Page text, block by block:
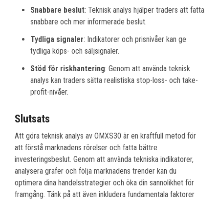
Snabbare beslut: Teknisk analys hjälper traders att fatta
snabbare och mer informerade beslut.
Tydliga signaler: Indikatorer och prisnivåer kan ge
tydliga köps- och säljsignaler.
Stöd för riskhantering: Genom att använda teknisk
analys kan traders sätta realistiska stop-loss- och take-
profit-nivåer.
Slutsats
Att göra teknisk analys av OMXS30 är en kraftfull metod för
att förstå marknadens rörelser och fatta bättre
investeringsbeslut. Genom att använda tekniska indikatorer,
analysera grafer och följa marknadens trender kan du
optimera dina handelsstrategier och öka din sannolikhet för
framgång. Tänk på att även inkludera fundamentala faktorer